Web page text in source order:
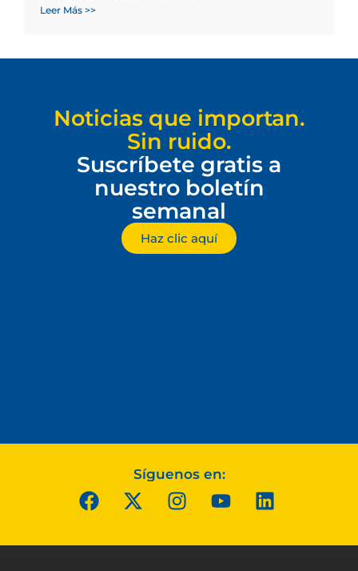
Leer Más >>
Noticias que importan.
Sin ruido.
Suscríbete gratis a
nuestro boletín
semanal
Haz clic aquí
Síguenos en: